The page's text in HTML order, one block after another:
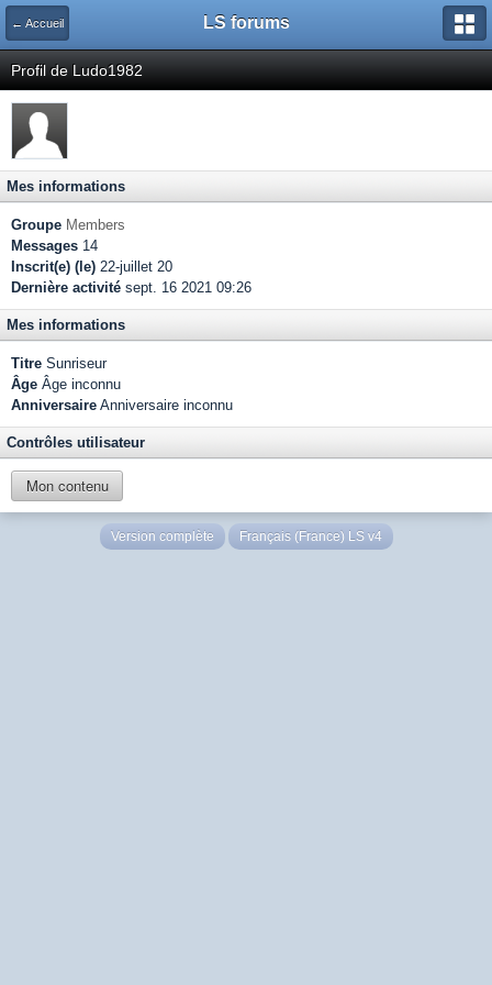
← Accueil LS forums
Profil de Ludo1982
Mes informations
Groupe Members
Messages 14
Inscrit(e) (le) 22-juillet 20
Dernière activité sept. 16 2021 09:26
Mes informations
Titre Sunriseur
Âge Âge inconnu
Anniversaire Anniversaire inconnu
Contrôles utilisateur
Mon contenu
Version complète Français (France) LS v4